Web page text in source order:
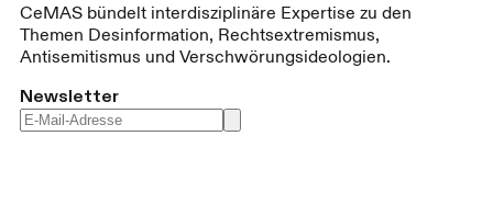
CeMAS bündelt interdisziplinäre Expertise zu den
Themen Desinformation, Rechtsextremismus,
Antisemitismus und Verschwörungsideologien.
Newsletter